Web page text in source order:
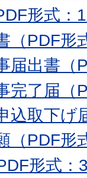
形式：
（PDF形
届出書（
完了届（
込取下げ
（PDF形
形式：